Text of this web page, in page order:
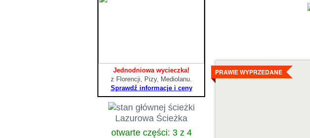
PRAWIE WYPRZEDANE
Szczegóły
Jednodniowa wycieczka!
z Florencji, Pizy, Mediolanu.
Sprawdź informacje i ceny
Lazurowa Ścieżka
otwarte części: 3 z 4